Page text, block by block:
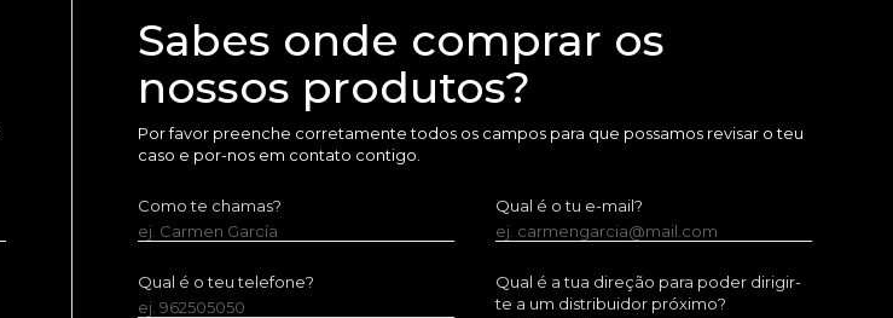
Sabes onde comprar os
nossos produtos?
Por favor preenche corretamente todos os campos para que possamos revisar o teu
caso e por-nos em contato contigo.
Como te chamas?
ej. Carmen García
Qual é o tu e-mail?
ej. carmengarcia@mail.com
Qual é o teu telefone?
ej. 962505050
Qual é a tua direção para poder dirigir-
te a um distribuidor próximo?